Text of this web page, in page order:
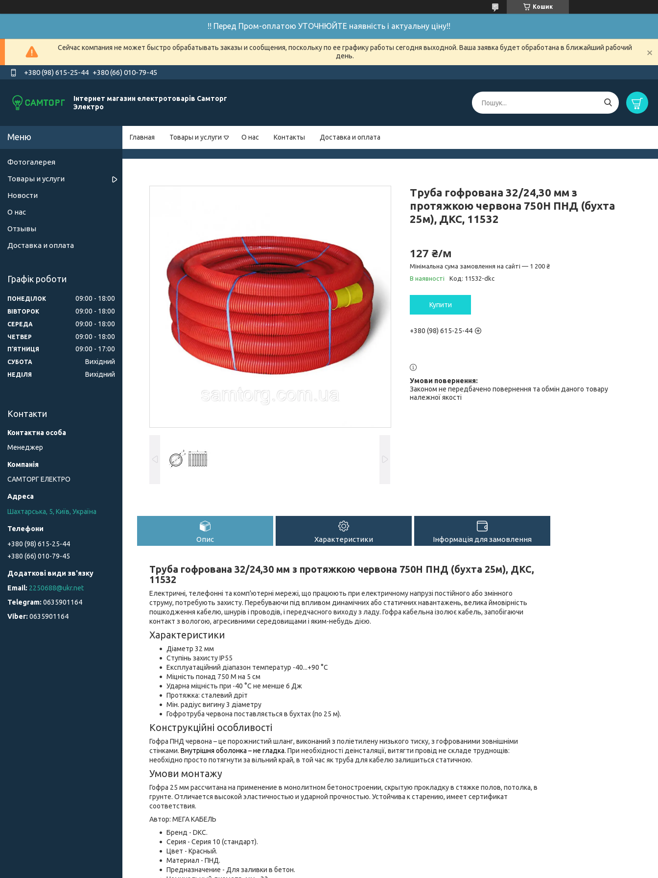
Кошик
!! Перед Пром-оплатою УТОЧНЮЙТЕ наявність і актуальну ціну!!
Сейчас компания не может быстро обрабатывать заказы и сообщения, поскольку по ее графику работы сегодня выходной. Ваша заявка будет обработана в ближайший рабочий
день.
+380 (98) 615-25-44 +380 (66) 010-79-45
Інтернет магазин електротоварів Самторг
Электро
Главная Товары и услуги О нас Контакты Доставка и оплата
Труба гофрована 32/24,30 мм з
протяжкою червона 750Н ПНД (бухта
25м), ДКС, 11532
127 ₴/м
Мінімальна сума замовлення на сайті — 1 200 ₴
В наявності
Код: 11532-dkc
Купити
+380 (98) 615-25-44
Законом не передбачено повернення та обмін даного товару
належної якості
Опис Характеристики Інформація для замовлення
Труба гофрована 32/24,30 мм з протяжкою червона 750Н ПНД (бухта 25м), ДКС,
11532
Електричні, телефонні та комп'ютерні мережі, що працюють при електричному напрузі постійного або змінного
струму, потребують захисту. Перебуваючи під впливом динамічних або статичних навантажень, велика ймовірність
пошкодження кабелю, шнурів і проводів, і передчасного виходу з ладу. Гофра кабельна ізолює кабель, запобігаючи
контакт з вологою, агресивними середовищами і яким-небудь дією.
Характеристики
Діаметр 32 мм
Ступінь захисту IP55
Експлуатаційний діапазон температур -40...+90 °С
Міцність понад 750 М на 5 см
Ударна міцність при -40 °С не менше 6 Дж
Протяжка: сталевий дріт
Мін. радіус вигину 3 діаметру
Гофротруба червона поставляється в бухтах (по 25 м).
Конструкційні особливості
Гофра ПНД червона – це порожнистий шланг, виконаний з поліетилену низького тиску, з гофрованими зовнішніми
стінками. Внутрішня оболонка – не гладка. При необхідності деінсталяції, витягти провід не складе труднощів:
необхідно просто потягнути за вільний край, в той час як труба для кабелю залишиться статичною.
Умови монтажу
Гофра 25 мм рассчитана на применение в монолитном бетоностроении, скрытую прокладку в стяжке полов, потолка, в
грунте. Отличается высокой эластичностью и ударной прочностью. Устойчива к старению, имеет сертификат
соответствия.
Автор: МЕГА КАБЕЛЬ
Бренд - DKC.
Серия - Серия 10 (стандарт).
Цвет - Красный.
Материал - ПНД.
Предназначение - Для заливки в бетон.
Фотогалерея
Товары и услуги
Новости
О нас
Отзывы
Доставка и оплата
Графік роботи
ПОНЕДІЛОК 09:00 18:00
ВІВТОРОК 09:00 18:00
СЕРЕДА 09:00 18:00
ЧЕТВЕР 09:00 18:00
ПʼЯТНИЦЯ 09:00 17:00
СУБОТА Вихідний
НЕДІЛЯ Вихідний
Контакти
Менеджер
САМТОРГ ЕЛЕКТРО
Шахтарська, 5, Київ, Україна
+380 (98) 615-25-44
+380 (66) 010-79-45
2250688@ukr.net
0635901164
0635901164